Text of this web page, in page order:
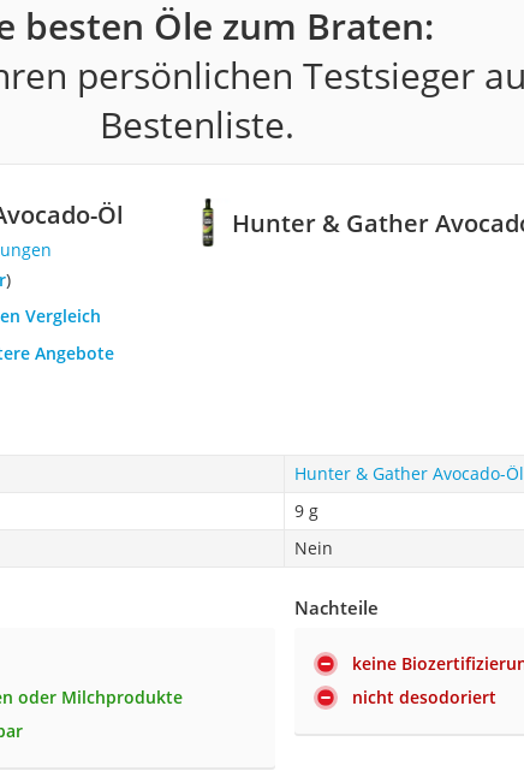
besten Öle zum Braten:
persönlichen Testsieger
Bestenliste.
Hunter & Gather
Öl
)
Vergleich
Angebote
Hunter & Gather Avocado-Öl
9 g
Nein
oder Milchprodukte
Nachteile
keine
nicht desodoriert